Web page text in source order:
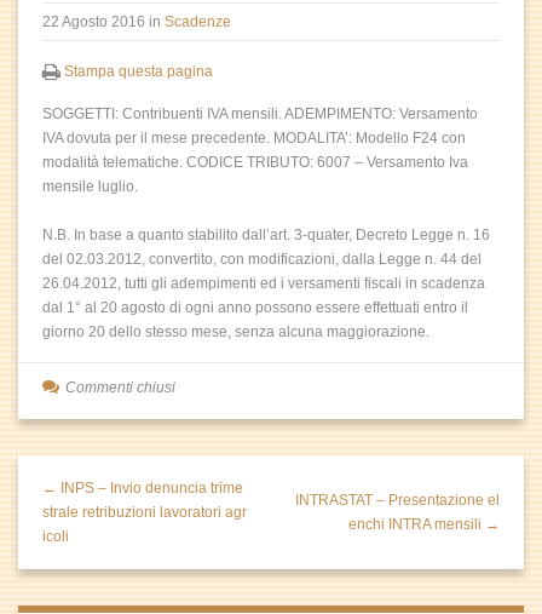
22 Agosto 2016 in Scadenze
Stampa questa pagina
SOGGETTI: Contribuenti IVA mensili. ADEMPIMENTO: Versamento
IVA dovuta per il mese precedente. MODALITA’: Modello F24 con
modalità telematiche. CODICE TRIBUTO: 6007 – Versamento Iva
mensile luglio.
N.B. In base a quanto stabilito dall’art. 3-quater, Decreto Legge n. 16
del 02.03.2012, convertito, con modificazioni, dalla Legge n. 44 del
26.04.2012, tutti gli adempimenti ed i versamenti fiscali in scadenza
dal 1° al 20 agosto di ogni anno possono essere effettuati entro il
giorno 20 dello stesso mese, senza alcuna maggiorazione.
Commenti chiusi
← INPS – Invio denuncia trime
strale retribuzioni lavoratori agr
icoli
INTRASTAT – Presentazione el
enchi INTRA mensili →